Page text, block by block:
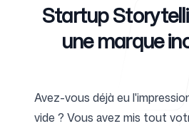
Startup
une marque
Avez-vous déjà eu
vide ? Vous avez mis tout